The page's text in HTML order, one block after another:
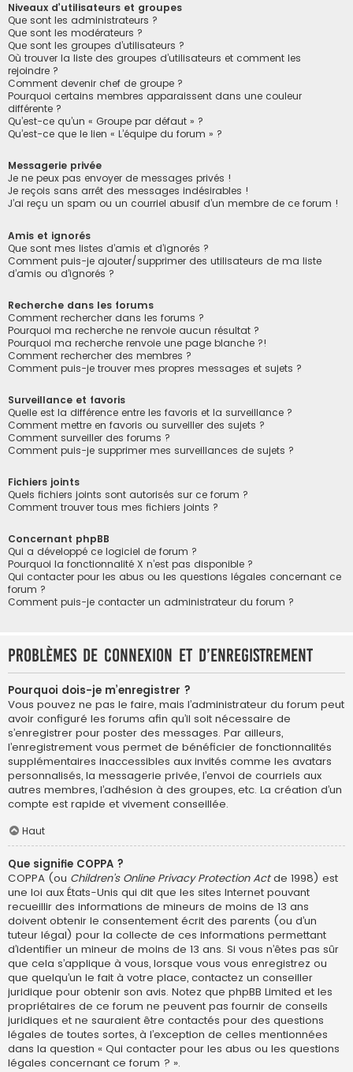
Niveaux d’utilisateurs et groupes
Que sont les administrateurs ?
Que sont les modérateurs ?
Que sont les groupes d’utilisateurs ?
Où trouver la liste des groupes d’utilisateurs et comment les
rejoindre ?
Comment devenir chef de groupe ?
Pourquoi certains membres apparaissent dans une couleur
différente ?
Qu’est-ce qu’un « Groupe par défaut » ?
Qu’est-ce que le lien « L’équipe du forum » ?
Messagerie privée
Je ne peux pas envoyer de messages privés !
Je reçois sans arrêt des messages indésirables !
J’ai reçu un spam ou un courriel abusif d’un membre de ce forum !
Amis et ignorés
Que sont mes listes d’amis et d’ignorés ?
Comment puis-je ajouter/supprimer des utilisateurs de ma liste
d’amis ou d’ignorés ?
Recherche dans les forums
Comment rechercher dans les forums ?
Pourquoi ma recherche ne renvoie aucun résultat ?
Pourquoi ma recherche renvoie une page blanche ?!
Comment rechercher des membres ?
Comment puis-je trouver mes propres messages et sujets ?
Surveillance et favoris
Quelle est la différence entre les favoris et la surveillance ?
Comment mettre en favoris ou surveiller des sujets ?
Comment surveiller des forums ?
Comment puis-je supprimer mes surveillances de sujets ?
Fichiers joints
Quels fichiers joints sont autorisés sur ce forum ?
Comment trouver tous mes fichiers joints ?
Concernant phpBB
Qui a développé ce logiciel de forum ?
Pourquoi la fonctionnalité X n’est pas disponible ?
Qui contacter pour les abus ou les questions légales concernant ce
forum ?
Comment puis-je contacter un administrateur du forum ?
Problèmes de connexion et d’enregistrement
Pourquoi dois-je m’enregistrer ?
Vous pouvez ne pas le faire, mais l’administrateur du forum peut
avoir configuré les forums afin qu’il soit nécessaire de
s’enregistrer pour poster des messages. Par ailleurs,
l’enregistrement vous permet de bénéficier de fonctionnalités
supplémentaires inaccessibles aux invités comme les avatars
personnalisés, la messagerie privée, l’envoi de courriels aux
autres membres, l’adhésion à des groupes, etc. La création d’un
compte est rapide et vivement conseillée.
Haut
Que signifie COPPA ?
COPPA (ou Children’s Online Privacy Protection Actde 1998) est
une loi aux États-Unis qui dit que les sites Internet pouvant
recueillir des informations de mineurs de moins de 13 ans
doivent obtenir le consentement écrit des parents (ou d’un
tuteur légal) pour la collecte de ces informations permettant
d’identifier un mineur de moins de 13 ans. Si vous n’êtes pas sûr
que cela s’applique à vous, lorsque vous vous enregistrez ou
que quelqu’un le fait à votre place, contactez un conseiller
juridique pour obtenir son avis. Notez que phpBB Limited et les
propriétaires de ce forum ne peuvent pas fournir de conseils
juridiques et ne sauraient être contactés pour des questions
légales de toutes sortes, à l’exception de celles mentionnées
dans la question « Qui contacter pour les abus ou les questions
légales concernant ce forum ? ».